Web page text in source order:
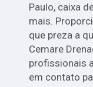
Paulo, caixa
mais.
que preza a
Cemare
profissionais
em contato